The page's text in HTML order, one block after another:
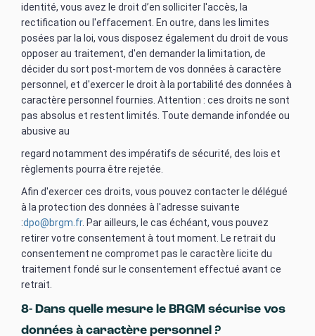
identité, vous avez le droit d’en solliciter l'accès, la
rectification ou l'effacement. En outre, dans les limites
posées par la loi, vous disposez également du droit de vous
opposer au traitement, d'en demander la limitation, de
décider du sort post-mortem de vos données à caractère
personnel, et d'exercer le droit à la portabilité des données à
caractère personnel fournies. Attention : ces droits ne sont
pas absolus et restent limités. Toute demande infondée ou
abusive au
regard notamment des impératifs de sécurité, des lois et
règlements pourra être rejetée.
Afin d'exercer ces droits, vous pouvez contacter le délégué
à la protection des données à l'adresse suivante
:dpo@brgm.fr. Par ailleurs, le cas échéant, vous pouvez
retirer votre consentement à tout moment. Le retrait du
consentement ne compromet pas le caractère licite du
traitement fondé sur le consentement effectué avant ce
retrait.
8- Dans quelle mesure le BRGM sécurise vos
données à caractère personnel ?